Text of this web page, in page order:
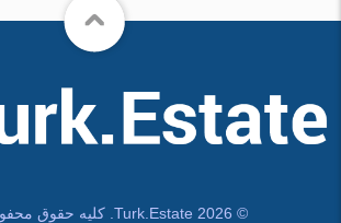
© Turk.Estate 2026. کلیه حقوق محفوظ است.